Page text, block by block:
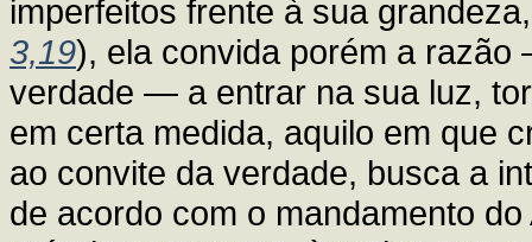
imperfeitos frente à sua
3,19), ela convida porém a
verdade — a entrar na sua luz,
em certa medida, aquilo em que
ao convite da verdade, busca a
de acordo com o mandamento